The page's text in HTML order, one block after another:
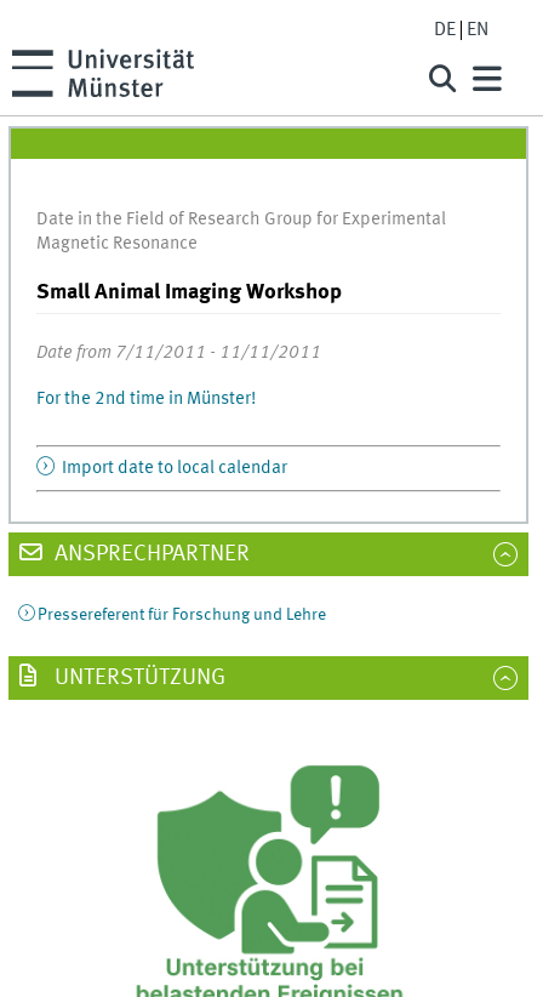
DE EN
Date in the Field of Research Group for Experimental
Magnetic Resonance
Small Animal Imaging Workshop
Date from 7/11/2011 - 11/11/2011
For the 2nd time in Münster!
Import date to local calendar
ANSPRECHPARTNER
Pressereferent für Forschung und Lehre
UNTERSTÜTZUNG